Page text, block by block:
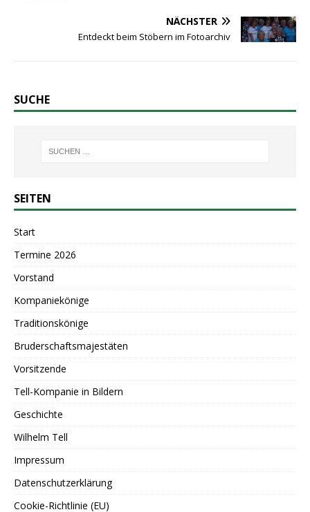
NÄCHSTER
Entdeckt beim Stöbern im Fotoarchiv
SUCHE
SEITEN
Start
Termine 2026
Vorstand
Kompaniekönige
Traditionskönige
Bruderschaftsmajestäten
Vorsitzende
Tell-Kompanie in Bildern
Geschichte
Wilhelm Tell
Impressum
Datenschutzerklärung
Cookie-Richtlinie (EU)